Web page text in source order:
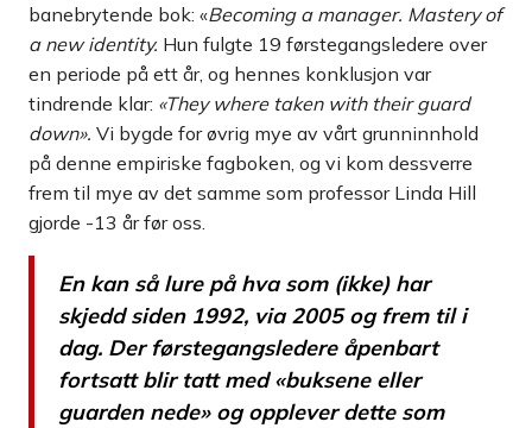
banebrytende bok: «Becoming a manager. Mastery of
a new identity. Hun fulgte 19 førstegangsledere over
en periode på ett år, og hennes konklusjon var
tindrende klar: «They where taken with their guard
down». Vi bygde for øvrig mye av vårt grunninnhold
på denne empiriske fagboken, og vi kom dessverre
frem til mye av det samme som professor Linda Hill
gjorde -13 år før oss.
En kan så lure på hva som (ikke) har
skjedd siden 1992, via 2005 og frem til i
dag. Der førstegangsledere åpenbart
fortsatt blir tatt med «buksene eller
guarden nede» og opplever dette som